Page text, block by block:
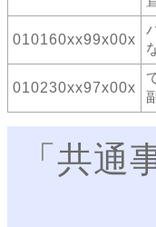
010160xx99x00x
010230xx97x00x
「共通